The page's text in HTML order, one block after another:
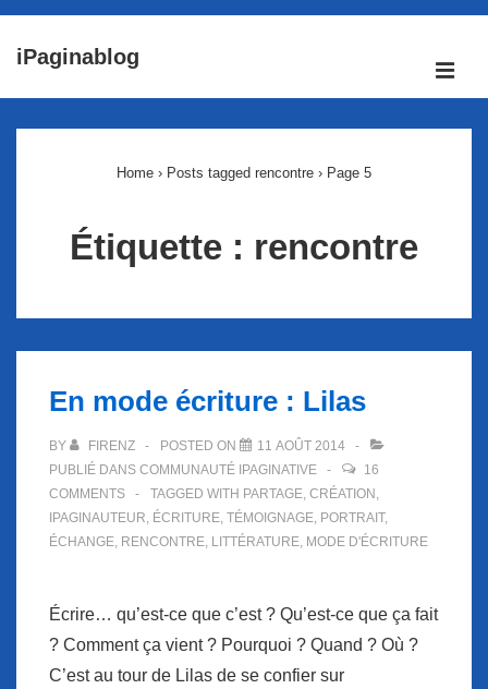
passer
iPaginablog
Home › Posts tagged rencontre › Page 5
Étiquette : rencontre
En mode écriture : Lilas
BY FIRENZ POSTED ON
11 AOÛT 2014
PUBLIÉ DANS COMMUNAUTÉ IPAGINATIVE
16
COMMENTS
TAGGED WITH PARTAGE, CRÉATION ,
IPAGINAUTEUR, ÉCRITURE, TÉMOIGNAGE, PORTRAIT,
ÉCHANGE, RENCONTRE, LITTÉRATURE, MODE D'ÉCRITURE
Écrire… qu’est-ce que c’est ? Qu’est-ce que ça fait
? Comment ça vient ? Pourquoi ? Quand ? Où ?
C’est au tour de Lilas de se confier sur